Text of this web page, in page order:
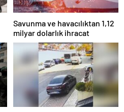
Savunma ve havacılıktan 1,12
milyar dolarlık ihracat